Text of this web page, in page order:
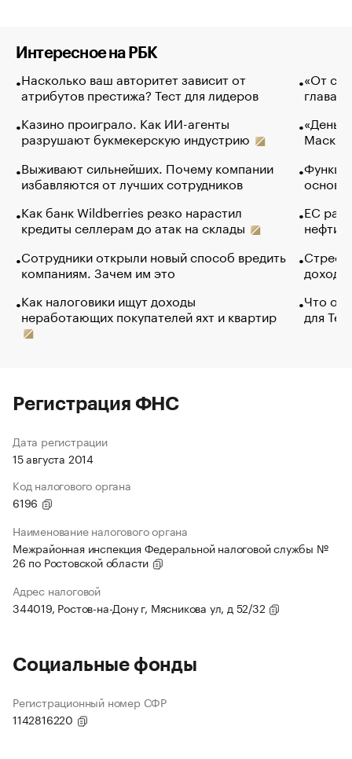
Интересное на РБК
Насколько ваш авторитет зависит от
атрибутов престижа? Тест для лидеров
Казино проиграло. Как ИИ-агенты
разрушают букмекерскую индустрию
Выживают сильнейших. Почему компании
избавляются от лучших сотрудников
Как банк Wildberries резко нарастил
кредиты селлерам до атак на склады
Сотрудники открыли новый способ вредить
компаниям. Зачем им это
Как налоговики ищут доходы
неработающих покупателей яхт и квартир
«От
глава
Маск в
основ
ЕС
нефти
Что
для
Регистрация ФНС
Дата регистрации
15 августа 2014
Код налогового органа
6196
Наименование налогового органа
Межрайонная инспекция Федеральной налоговой службы №
26 по Ростовской области
Адрес налоговой
344019, Ростов-на-Дону г, Мясникова ул, д 52/32
Социальные фонды
Регистрационный номер СФР
1142816220